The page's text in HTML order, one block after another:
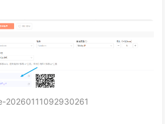
20260111092930261